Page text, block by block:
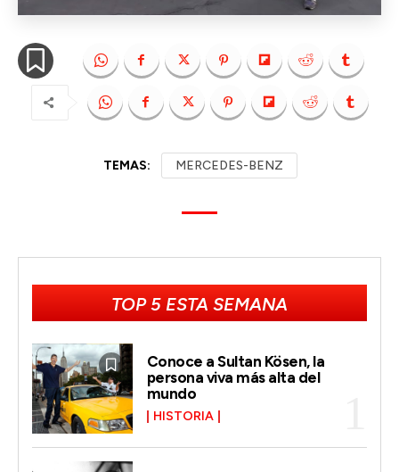
TEMAS: MERCEDES-BENZ
TOP 5 ESTA SEMANA
Conoce a Sultan Kösen, la
persona viva más alta del
mundo
HISTORIA